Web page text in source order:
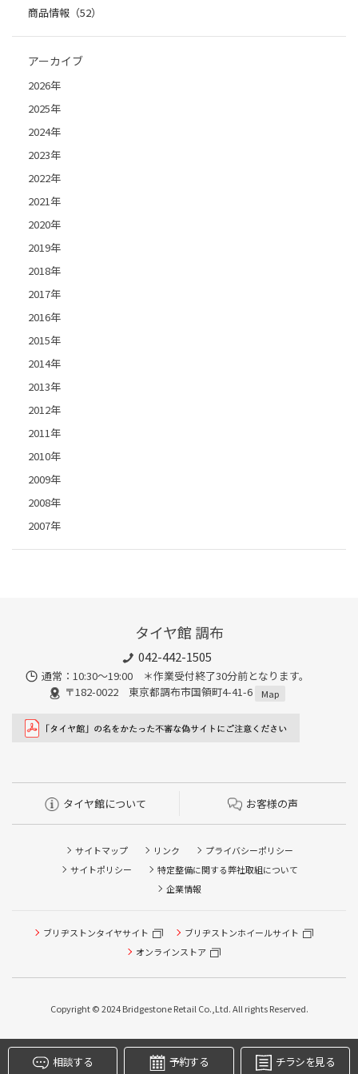
商品情報（52）
アーカイブ
2026年
2025年
2024年
2023年
2022年
2021年
2020年
2019年
2018年
2017年
2016年
2015年
2014年
2013年
2012年
2011年
2010年
2009年
2008年
2007年
タイヤ館 調布
042-442-1505
通常：10:30～19:00 ＊作業受付終了30分前となります。
〒182-0022 東京都調布市国領町4-41-6
Map
タイヤ館について お客様の声
サイトマップ リンク
プライバシーポリシー
サイトポリシー
特定整備に関する弊社取組について
企業情報
ブリヂストンタイヤサイト
ブリヂストンホイールサイト
オンラインストア
Copyright © 2024 Bridgestone Retail Co.,Ltd. All rights Reserved.
相談する 予約する チラシを見る
タイヤ点検・安全点検/タイヤ履き替え/オイル交換/その他
ピット作業の予約
本日のタイヤ履き替え順番待ち予約 ※クローク契約会員の